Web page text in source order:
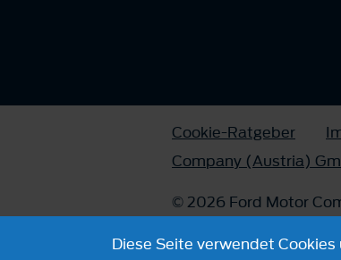
Cookie-Ratgeber
Company (Austria)
© 2026 Ford Motor
Diese Seite verwendet